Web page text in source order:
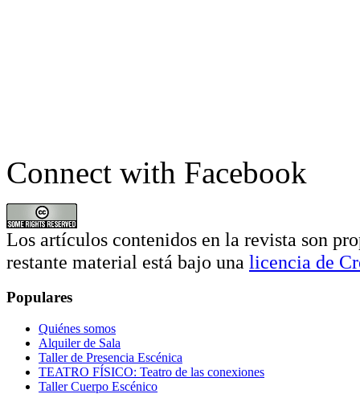
Connect with Facebook
Los artículos contenidos en la revista son
restante material está bajo una licencia de
Populares
Quiénes somos
Alquiler de Sala
Taller de Presencia Escénica
TEATRO FÍSICO: Teatro de las conexiones
Taller Cuerpo Escénico